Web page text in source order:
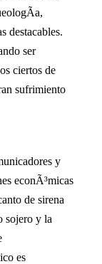
destacables.
ser
ciertos de
sufrimiento
y
econÃ³micas
de sirena
sojero y la
es